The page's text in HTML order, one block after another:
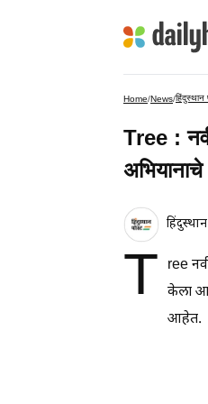
Home/News/हिंदुस्थान
Tree :
T ree
केला
आहेत.